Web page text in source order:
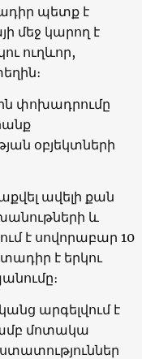
պետք է
մեջ կարող է
ուղևոր,
փոխադրումը
օբյեկտների
ավելի քան
և
է սովորաբար 10
է երկու
արգելվում է
մոտակա